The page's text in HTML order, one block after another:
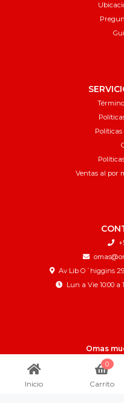
Ventas al por
Av Lib O´higgins
Lun a Vie 10:00 a
Omas
¿Te gusta mi
Inicio
0
Carrito